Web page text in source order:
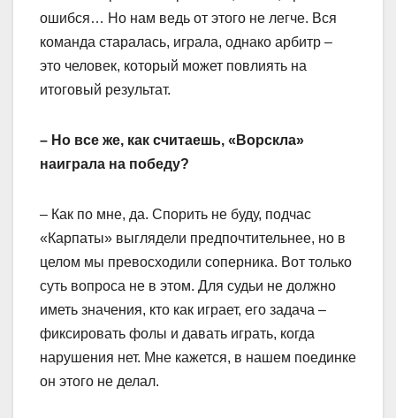
ошибся… Но нам ведь от этого не легче. Вся
команда старалась, играла, однако арбитр –
это человек, который может повлиять на
итоговый результат.
– Но все же, как считаешь, «Ворскла»
наиграла на победу?
– Как по мне, да. Спорить не буду, подчас
«Карпаты» выглядели предпочтительнее, но в
целом мы превосходили соперника. Вот только
суть вопроса не в этом. Для судьи не должно
иметь значения, кто как играет, его задача –
фиксировать фолы и давать играть, когда
нарушения нет. Мне кажется, в нашем поединке
он этого не делал.